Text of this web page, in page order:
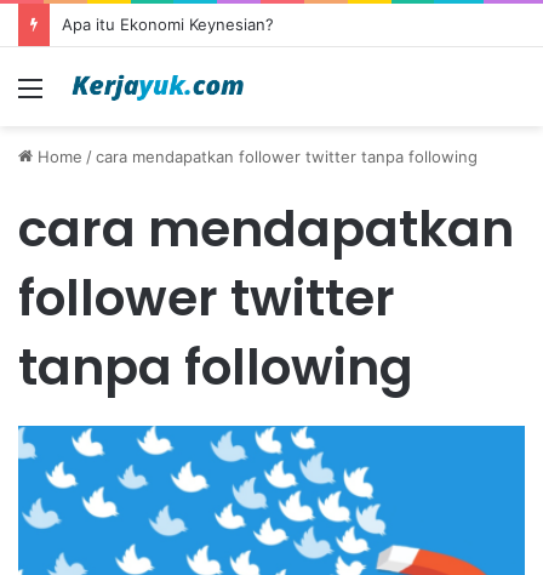
Apa itu Ekonomi Keynesian?
Menu
Home /cara mendapatkan follower twitter tanpa following
cara mendapatkan
follower twitter
tanpa following